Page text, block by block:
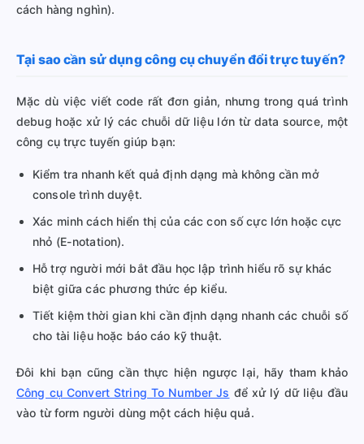
cách hàng nghìn).
Tại sao cần sử dụng công cụ chuyển đổi trực tuyến?
Mặc dù việc viết code rất đơn giản, nhưng trong quá trình
debug hoặc xử lý các chuỗi dữ liệu lớn từ data source, một
công cụ trực tuyến giúp bạn:
Kiểm tra nhanh kết quả định dạng mà không cần mở
console trình duyệt.
Xác minh cách hiển thị của các con số cực lớn hoặc cực
nhỏ (E-notation).
Hỗ trợ người mới bắt đầu học lập trình hiểu rõ sự khác
biệt giữa các phương thức ép kiểu.
Tiết kiệm thời gian khi cần định dạng nhanh các chuỗi số
cho tài liệu hoặc báo cáo kỹ thuật.
Đôi khi bạn cũng cần thực hiện ngược lại, hãy tham khảo
Công cụ Convert String To Number Js để xử lý dữ liệu đầu
vào từ form người dùng một cách hiệu quả.